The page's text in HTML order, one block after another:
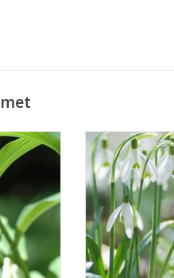
75 cm
Sneeuwklokje,
Februari/
Het gewoonste
INFO EN